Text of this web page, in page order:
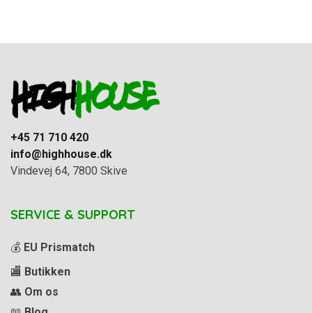
+45 71 710 420
info@highhouse.dk
Vindevej 64, 7800 Skive
SERVICE & SUPPORT
💰 EU Prismatch
🏬 Butikken
👥 Om os